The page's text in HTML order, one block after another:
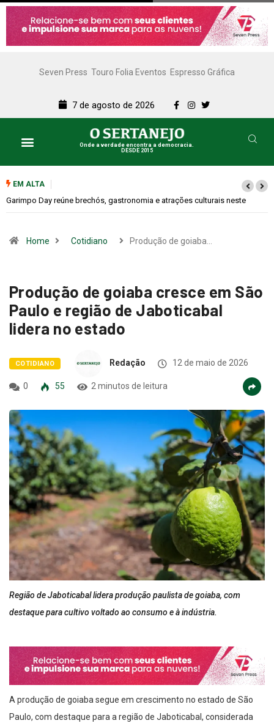
Seven Press Touro Folia Eventos Espresso Gráfica
7 de agosto de 2026
Onde a verdade encontra a democracia.
DESDE 2015
EM ALTA
Bugonia transforma paranoia e conspiração em um suspense
Home Cotidiano Produção de goiaba…
Produção de goiaba cresce em São
Paulo e região de Jaboticabal
lidera no estado
COTIDIANO Redação 12 de maio de 2026
0 55 2 minutos de leitura
Região de Jaboticabal lidera produção paulista de goiaba, com
destaque para cultivo voltado ao consumo e à indústria.
A produção de goiaba segue em crescimento no estado de São
Paulo, com destaque para a região de Jaboticabal, considerada